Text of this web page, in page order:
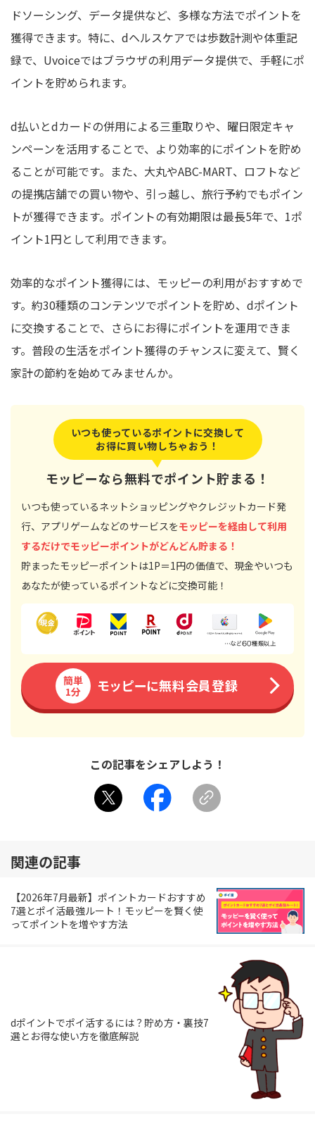
ドソーシング、データ提供など、多様な方法でポイントを
獲得できます。特に、dヘルスケアでは歩数計測や体重記
録で、Uvoiceではブラウザの利用データ提供で、手軽にポ
イントを貯められます。
d払いとdカードの併用による三重取りや、曜日限定キャ
ンペーンを活用することで、より効率的にポイントを貯め
ることが可能です。また、大丸やABC-MART、ロフトなど
の提携店舗での買い物や、引っ越し、旅行予約でもポイン
トが獲得できます。ポイントの有効期限は最長5年で、1ポ
イント1円として利用できます。
効率的なポイント獲得には、モッピーの利用がおすすめで
す。約30種類のコンテンツでポイントを貯め、dポイント
に交換することで、さらにお得にポイントを運用できま
す。普段の生活をポイント獲得のチャンスに変えて、賢く
家計の節約を始めてみませんか。
いつも使っているポイントに交換して
お得に買い物しちゃおう！
モッピーなら無料でポイント貯まる！
いつも使っているネットショッピングやクレジットカード発
行、アプリゲームなどのサービスをモッピーを経由して利用
するだけでモッピーポイントがどんどん貯まる！
貯まったモッピーポイントは1P＝1円の価値で、現金やいつも
あなたが使っているポイントなどに交換可能！
簡単
1分
モッピーに無料会員登録
この記事をシェアしよう！
関連の記事
【2026年7月最新】ポイントカードおすすめ
7選とポイ活最強ルート！モッピーを賢く使
ってポイントを増やす方法
dポイントでポイ活するには？貯め方・裏技7
選とお得な使い方を徹底解説